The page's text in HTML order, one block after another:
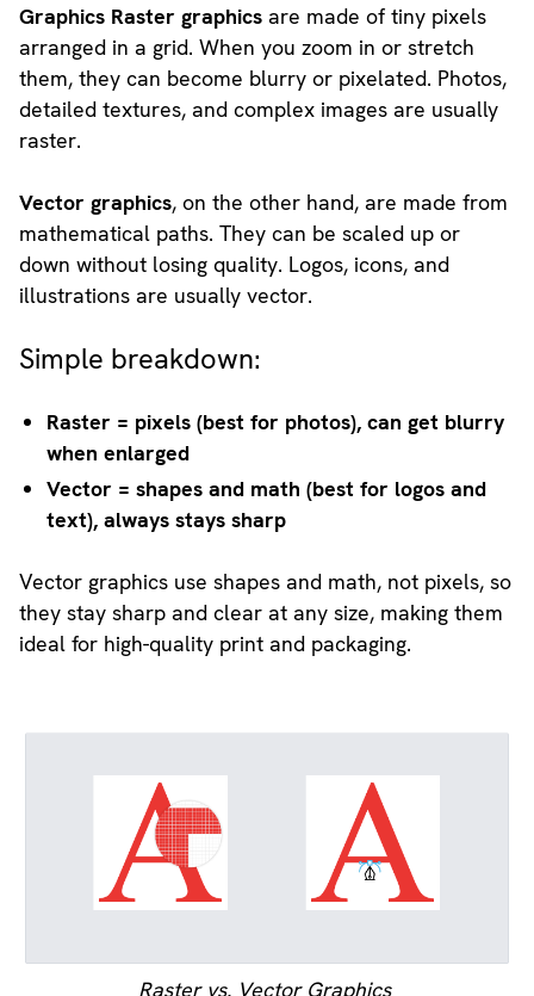
Graphics Raster graphicsare made of tiny pixels
arranged in a grid. When you zoom in or stretch
them, they can become blurry or pixelated. Photos,
detailed textures, and complex images are usually
raster.
Vector graphics, on the other hand, are made from
mathematical paths. They can be scaled up or
down without losing quality. Logos, icons, and
illustrations are usually vector.
Simple breakdown:
Raster = pixels (best for photos), can get blurry
when enlarged
Vector = shapes and math (best for logos and
text), always stays sharp
Vector graphics use shapes and math, not pixels, so
they stay sharp and clear at any size, making them
ideal for high-quality print and packaging.
Raster vs. Vector Graphics